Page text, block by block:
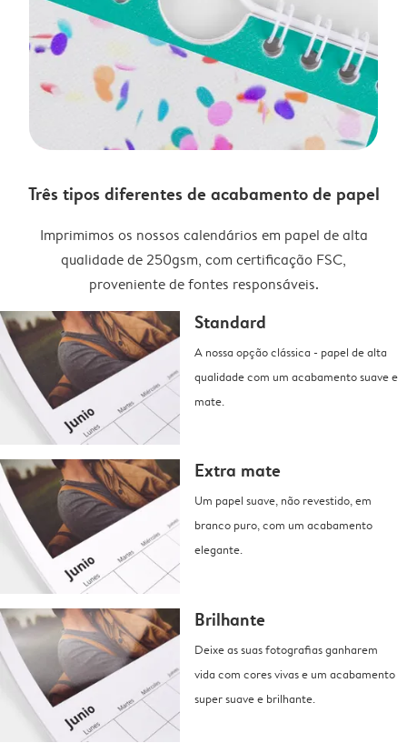
Três tipos diferentes de acabamento de papel
Imprimimos os nossos calendários em papel de alta
qualidade de 250gsm, com certificação FSC,
proveniente de fontes responsáveis.
Standard
A nossa opção clássica - papel de alta
qualidade com um acabamento suave e
mate.
Extra mate
Um papel suave, não revestido, em
branco puro, com um acabamento
elegante.
Brilhante
Deixe as suas fotografias ganharem
vida com cores vivas e um acabamento
super suave e brilhante.